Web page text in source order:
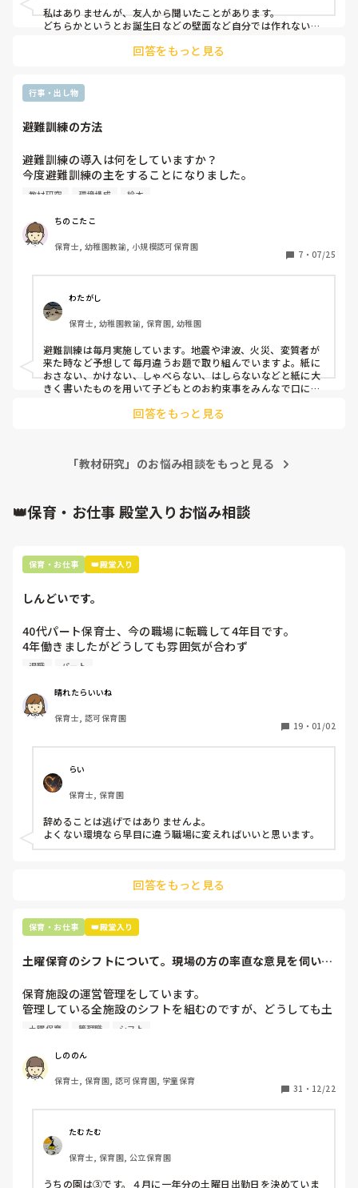
私はありませんが、友人から聞いたことがあります。
どちらかというとお誕生日などの壁面など自分では作れないか
確かにお誕生日、ハーフバースデーなど子どもの記念日などに
私も苦手なら子どもに喜んで欲しくて買っちゃうタイプだと思
います。
い人の名前も入ってると尚購入したいなぁと思います。
フリマアプリ、指人形なども売ってますよね！！
ああいうのを見ると上手に作られてあり参考にもなるのでいつ
も私も見入ってしまいます（笑）
回答をもっと見る
行事・出し物
避難訓練の方法
避難訓練の導入は何をしていますか？
今度避難訓練の主をすることになりました。
おすすめ絵本や話し方などおしえていただければ嬉しいで
教材研究 環境構成 絵本
ちのこたこ
保育士, 幼稚園教諭, 小規模認可保育園
7 ・ 07/25
わたがし
保育士, 幼稚園教諭, 保育園, 幼稚園
避難訓練は毎月実施しています。地震や津波、火災、変質者が
来た時など予想して毎月違うお題で取り組んでいますよ。紙に
おさない、かけない、しゃべらない、はしらないなどと紙に大
きく書いたものを用いて子どもとのお約束事をみんなで口に出
あった紙芝居や絵本を読んだり地震、津波の時には避難バック
回答をもっと見る
「教材研究」のお悩み相談をもっと見る
👑保育・お仕事 殿堂入りお悩み相談
保育・お仕事 👑殿堂入り
しんどいです。
40代パート保育士、今の職場に転職して4年目です。
4年働きましたがどうしても雰囲気が合わず
退職しようと思っています。
周りの職員は、勤続10年以上から何十年という先生がほとん
どです。
保護者子どもの愚痴悪口が多く、
今で言う不適切保育も
仕方ないよね
もう何も言わずに
子どもの言いなりになればいいんだね
などいう意見で…
上の先生に相談することは難しそうです。
最後の職場にしようと思っていましたが
辞めることは逃げ、と、過去辞めた人も何年も言われ続けて
います
退職 パート
晴れたらいいね
保育士, 認可保育園
19 ・ 01/02
らい
保育士, 保育園
辞めることは逃げではありませんよ。
よくない環境なら早目に違う職場に変えればいいと思います。
回答をもっと見る
保育・お仕事 👑殿堂入り
土曜保育のシフトについて。現場の方の率直な意見を伺いた
保育施設の運営管理をしています。
管理している全施設のシフトを組むのですが、どうしても土
曜保育だけは入れる方が少なく、いつも苦労しています。
て入職しているはずですが、いざ勤務が始まると一日も土曜
出勤が出来ない方ばかりです。
①土曜日の希望休は2日まで、と制限をかける
②毎月、必ず土曜保育に入ることのできる日を1日だけピッ
クアップしてもらう
③仮シフトが出た時、土曜出勤が難しければ自身で代わりの
人を交渉して見つけてもらう
土曜保育 管理職 シフト
しののん
保育士, 保育園, 認可保育園, 学童保育
31 ・ 12/22
たむたむ
保育士, 保育園, 公立保育園
うちの園は③です。４月に一年分の土曜日出勤日を決めていま